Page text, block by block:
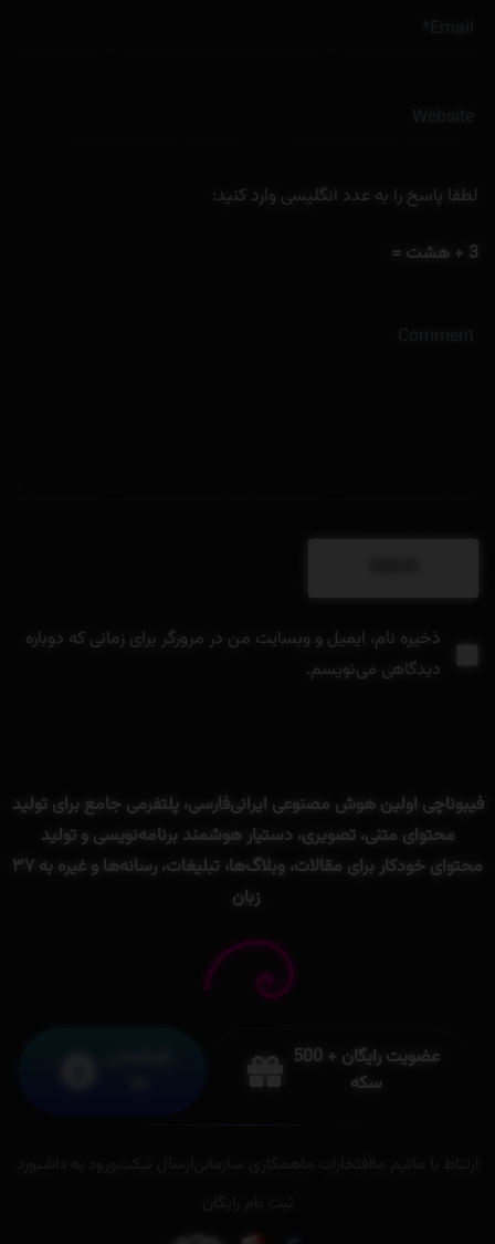
ذخیره نام، ایمیل و وبسایت من در مرورگر برای زمانی که دوباره
دیدگاهی می‌نویسم.
لطفا پاسخ را به عدد انگلیسی وارد کنید:
3 + هشت =
فیبوناچی اولین هوش مصنوعی ایرانیفارسی، پلتفرمی جامع برای تولید
محتوای متنی، تصویری، دستیارهوشمند برنامه‌نویسی و تولید
محتوای خودکار برای مقالات، وبلاگ‌ها، تبلیغات، رسانه‌ها و غیره به ۳۷
زبان
عضویت رایگان + 500
سکه